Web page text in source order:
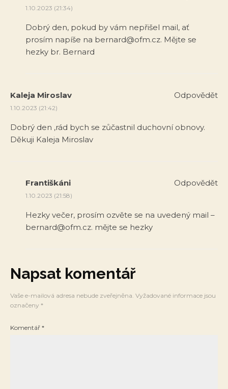
1.10.2023 (21:34)
Dobrý den, pokud by vám nepřišel mail, ať
prosím napíše na bernard@ofm.cz. Mějte se
hezky br. Bernard
Kaleja Miroslav
1.10.2023 (21:42)
Dobrý den ,rád bych se zůčastnil duchovní obnovy.
Děkuji Kaleja Miroslav
Odpovědět
Františkáni
1.10.2023 (21:58)
Hezky večer, prosím ozvěte se na uvedený mail –
bernard@ofm.cz. mějte se hezky
Odpovědět
Napsat komentář
Vaše e-mailová adresa nebude zveřejněna. Vyžadované informace jsou
označeny *
Komentář *